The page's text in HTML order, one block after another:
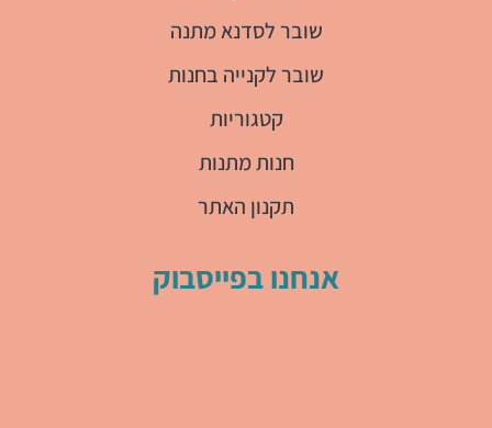
שובר לסדנא מתנה
שובר לקנייה בחנות
קטגוריות
חנות מתנות
תקנון האתר
אנחנו בפייסבוק